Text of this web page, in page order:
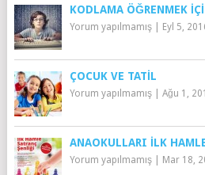
KODLAMA ÖĞRENMEK
Yorum yapılmamış| Eyl 5,
ÇOCUK VE TATIL
Yorum yapılmamış| Ağu 1,
ANAOKULLARI İLK
Yorum yapılmamış| Mar 18,